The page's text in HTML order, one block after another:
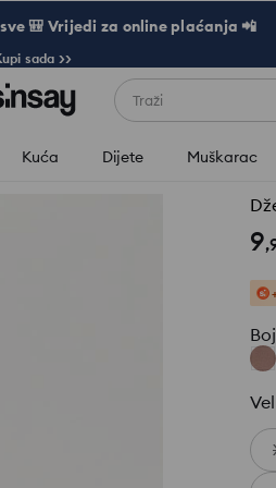
sve 🎒 Vrijedi za online plaćanja 📲
sada >>
Traži
Kuća Dijete Muškarac
9,